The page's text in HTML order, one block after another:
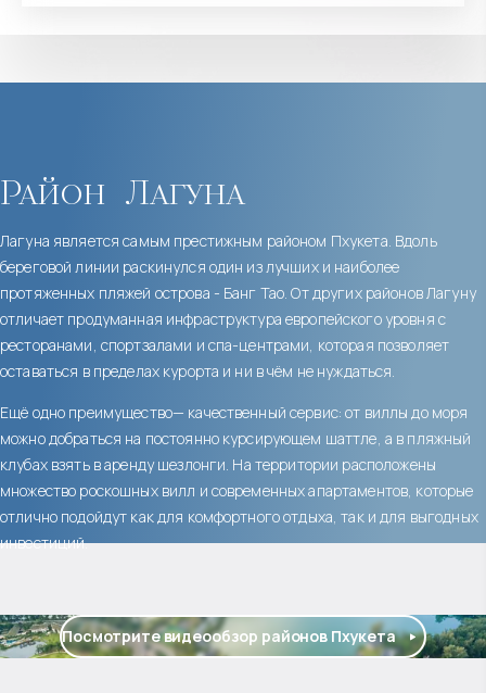
Район Лагуна
Лагуна является самым престижным районом Пхукета. Вдоль
береговой линии раскинулся один из лучших и наиболее
протяженных пляжей острова - Банг Тао. От других районов Лагуну
отличает продуманная инфраструктура европейского уровня с
ресторанами, спортзалами и спа-центрами, которая позволяет
оставаться в пределах курорта и ни в чём не нуждаться.
Ещё одно преимущество— качественный сервис: от виллы до моря
можно добраться на постоянно курсирующем шаттле, а в пляжный
клубах взять в аренду шезлонги. На территории расположены
множество роскошных вилл и современных апартаментов, которые
отлично подойдут как для комфортного отдыха, так и для выгодных
инвестиций.
Посмотрите видеообзор районов Пхукета